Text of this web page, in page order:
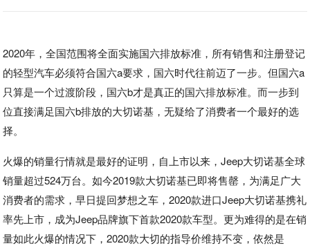
2020年，全国范围将全面实施国六排放标准，所有销售和注册登记
的轻型汽车必须符合国六a要求，国六时代往前迈了一步。但国六a
只算是一个过渡阶段，国六b才是真正的国六排放标准。而一步到
位直接满足国六b排放的大切诺基，无疑给了消费者一个最好的选
择。
火爆的销量行情就是最好的证明，自上市以来，Jeep大切诺基全球
销量超过524万台。如今2019款大切诺基已即将售罄，为满足广大
消费者的需求，早日提回梦想之车，2020款进口Jeep大切诺基携礼
率先上市，成为Jeep品牌旗下首款2020款车型。更为难得的是在销
量如此火爆的情况下，2020款大切的指导价维持不变，依然是